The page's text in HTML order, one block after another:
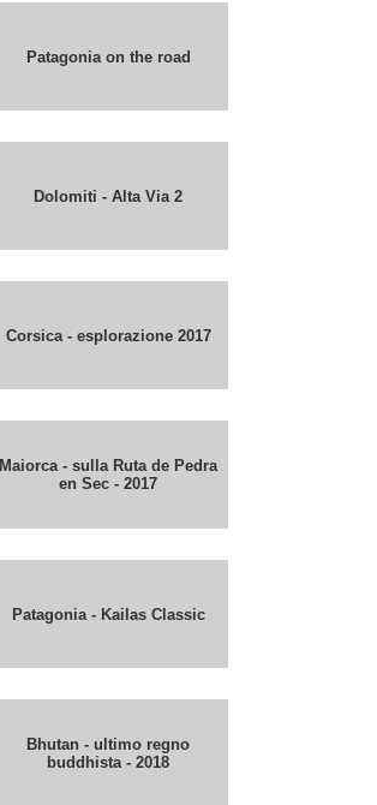
Patagonia on the road
Dolomiti - Alta Via 2
Corsica - esplorazione 2017
Maiorca - sulla Ruta de Pedra
en Sec - 2017
Patagonia - Kailas Classic
Bhutan - ultimo regno
buddhista - 2018